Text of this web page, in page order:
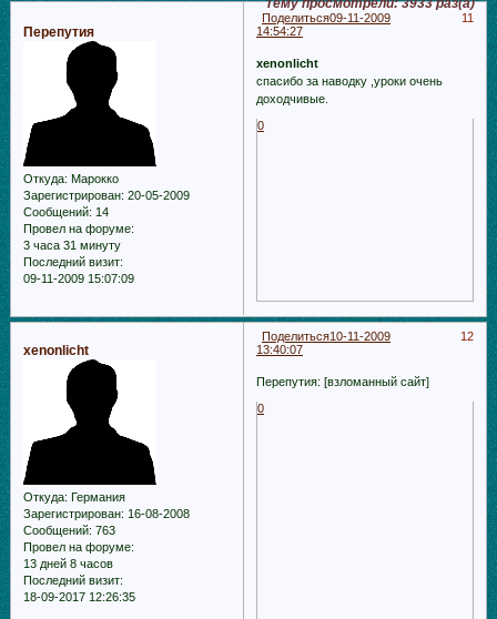
Тему просмотрели:3933раз(а)
Поделиться 11
09-11-2009
14:54:27
Перепутия
Откуда: Марокко
Зарегистрирован: 20-05-2009
Сообщений: 14
Провел на форуме:
3 часа 31 минуту
Последний визит:
09-11-2009 15:07:09
xenonlicht
спасибо за наводку ,уроки очень
доходчивые.
0
Поделиться 12
10-11-2009
13:40:07
xenonlicht
Откуда: Германия
Зарегистрирован: 16-08-2008
Сообщений: 763
Провел на форуме:
13 дней 8 часов
Последний визит:
18-09-2017 12:26:35
Перепутия: [взломанный сайт]
0